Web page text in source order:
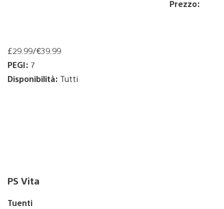
Prezzo:
£29.99/€39.99
PEGI: 7
Disponibilità: Tutti
PS Vita
Tuenti